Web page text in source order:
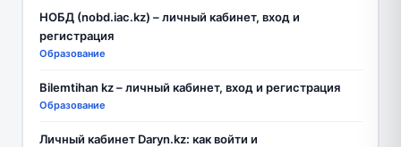
НОБД (nobd.iac.kz) – личный кабинет, вход и
регистрация
Образование
Bilemtihan kz – личный кабинет, вход и регистрация
Образование
Личный кабинет Daryn.kz: как войти и